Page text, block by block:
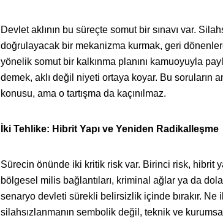
Devlet aklının bu süreçte somut bir sınavı var.
doğrulayacak bir mekanizma kurmak, geri
yönelik somut bir kalkınma planını kamuoyuyla
demek, aklı değil niyeti ortaya koyar. Bu soruların
konusu, ama o tartışma da kaçınılmaz.
İki Tehlike: Hibrit Yapı ve Yeniden Radikalleşme
Sürecin önünde iki kritik risk var. Birinci risk, hibrit
bölgesel milis bağlantıları, kriminal ağlar ya da
senaryo devleti sürekli belirsizlik içinde bırakır.
silahsızlanmanın sembolik değil, teknik ve